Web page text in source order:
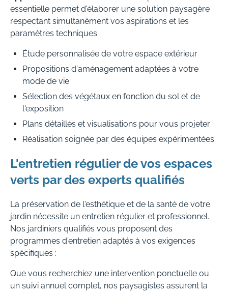
essentielle permet d'élaborer une solution paysagère
respectant simultanément vos aspirations et les
paramètres techniques :
Étude personnalisée de votre espace extérieur
Propositions d'aménagement adaptées à votre
mode de vie
Sélection des végétaux en fonction du sol et de
l'exposition
Plans détaillés et visualisations pour vous projeter
Réalisation soignée par des équipes expérimentées
L'entretien régulier de vos espaces
verts par des experts qualifiés
La préservation de l'esthétique et de la santé de votre
jardin nécessite un entretien régulier et professionnel.
Nos jardiniers qualifiés vous proposent des
programmes d'entretien adaptés à vos exigences
spécifiques :
Que vous recherchiez une intervention ponctuelle ou
un suivi annuel complet, nos paysagistes assurent la